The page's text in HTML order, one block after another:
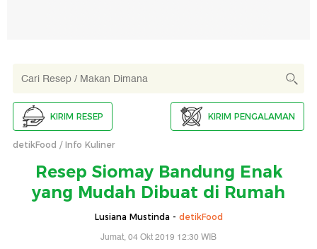
KIRIM RESEP KIRIM PENGALAMAN
detikFood Info Kuliner
Resep Siomay Bandung Enak
yang Mudah Dibuat di Rumah
Lusiana Mustinda - detikFood
Jumat, 04 Okt 2019 12:30 WIB